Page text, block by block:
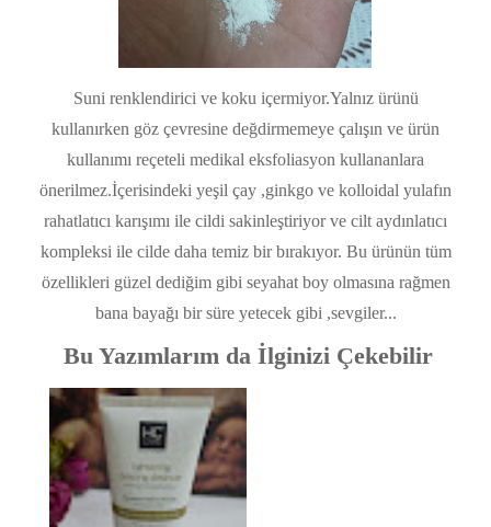
Suni renklendirici ve koku içermiyor.Yalnız ürünü
kullanırken göz çevresine değdirmemeye çalışın ve ürün
kullanımı reçeteli medikal eksfoliasyon kullananlara
önerilmez.İçerisindeki yeşil çay ,ginkgo ve kolloidal yulafın
rahatlatıcı karışımı ile cildi sakinleştiriyor ve cilt aydınlatıcı
kompleksi ile cilde daha temiz bir bırakıyor. Bu ürünün tüm
özellikleri güzel dediğim gibi seyahat boy olmasına rağmen
bana bayağı bir süre yetecek gibi ,sevgiler...
Bu Yazımlarım da İlginizi Çekebilir